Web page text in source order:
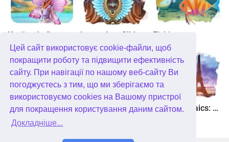
Цей сайт використовує cookie-файли, щоб
покращити роботу та підвищити ефективність
сайту. При навігації по нашому веб-сайту Ви
погоджуєтесь з тим, що ми зберігаємо та
використовуємо cookies на Вашому пристрої
для покращення користування даним сайтом.
Докладніше...
Розв'яжіть головоломки і пройдіть захоплюючі рівні. Стати
городнім олігархом!
Країна фей Legendary Slide Fishjong
Квадріум Пас'янс Білосніжка. Зачароване королівство Travel Mosaics: A Paris Tour